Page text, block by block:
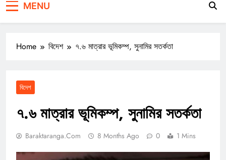
MENU
Home বিদেশ ৭.৬ মাত্রার ভূমিকম্প, সুনামির সতর্কতা
বিদেশ
৭.৬ মাত্রার ভূমিকম্প, সুনামির সতর্কতা
Baraktaranga.com 8 Months Ago 0 1 Mins